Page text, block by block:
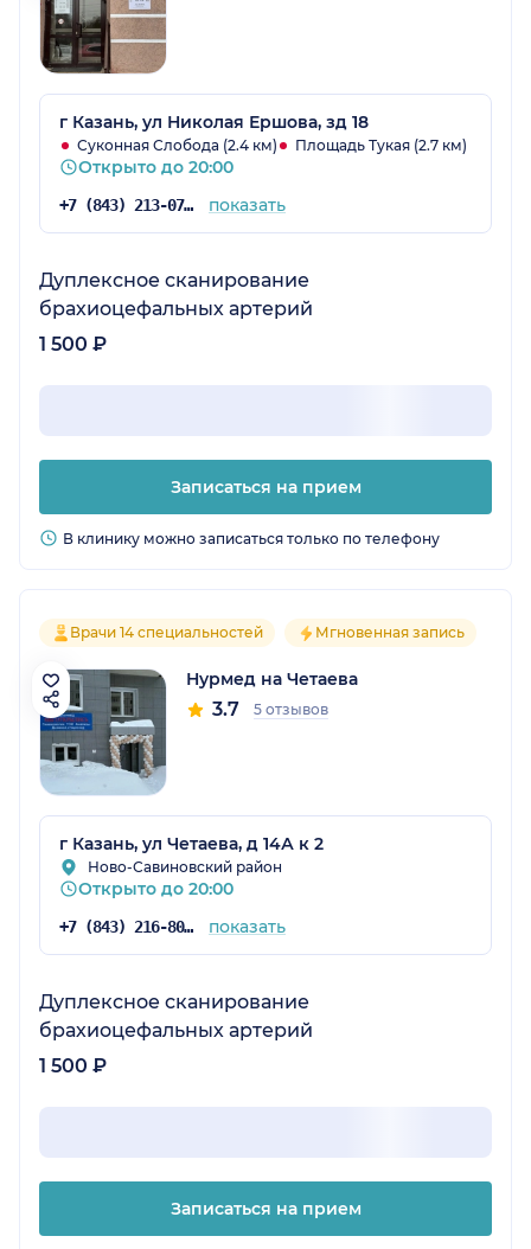
г Казань, ул Николая Ершова, зд 18
Суконная Слобода (2.4 км) Площадь Тукая (2.7 км)
Открыто до 20:00
+7 (843) 213-07-57 показать
Дуплексное сканирование
брахиоцефальных артерий
1 500 ₽
Записаться на прием
В клинику можно записаться только по телефону
Врачи 14 специальностей Мгновенная запись
Нурмед на Четаева
3.7 5 отзывов
г Казань, ул Четаева, д 14А к 2
Ново-Савиновский район
Открыто до 20:00
+7 (843) 216-80-18 показать
Дуплексное сканирование
брахиоцефальных артерий
1 500 ₽
Записаться на прием